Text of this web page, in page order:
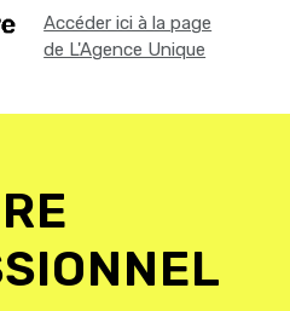
Accéder ici à la page
de L'Agence Unique